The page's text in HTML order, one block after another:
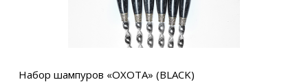
Набор шампуров «ОХОТА» (BLACK)